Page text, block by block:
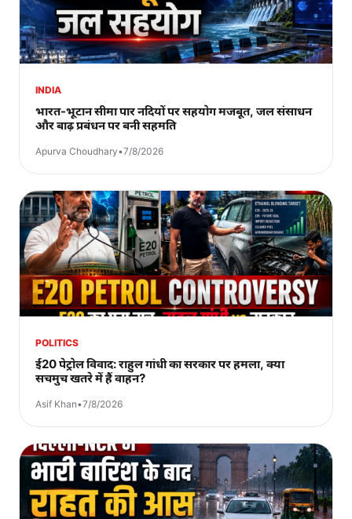
INDIA
भारत-भूटान सीमा पार नदियों पर सहयोग मजबूत, जल संसाधन
और बाढ़ प्रबंधन पर बनी सहमति
Apurva Choudhary•7/8/2026
POLITICS
ई20 पेट्रोल विवाद: राहुल गांधी का सरकार पर हमला, क्या
सचमुच खतरे में हैं वाहन?
Asif Khan•7/8/2026